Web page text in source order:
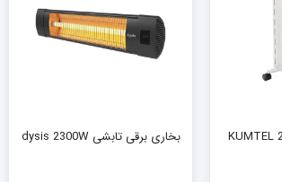
بخاری برقی تابشی dysis 2300W